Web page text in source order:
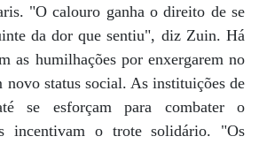
"O calouro ganha o direito de se
da dor que sentiu", diz Zuin. Há
as humilhações por enxergarem no
status social. As instituições de
se esforçam para combater o
incentivam o trote solidário. "Os